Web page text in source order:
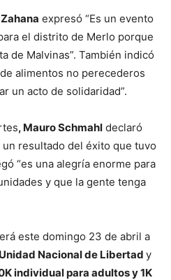
expresó “Es un evento
el distrito de Merlo porque
de Malvinas”. También indicó
alimentos no perecederos
un acto de solidaridad”.
, Mauro Schmahl declaró
un resultado del éxito que tuvo
“es una alegría enorme para
y que la gente tenga
este domingo 23 de abril a
Nacional de Libertad y
individual para adultos y 1K